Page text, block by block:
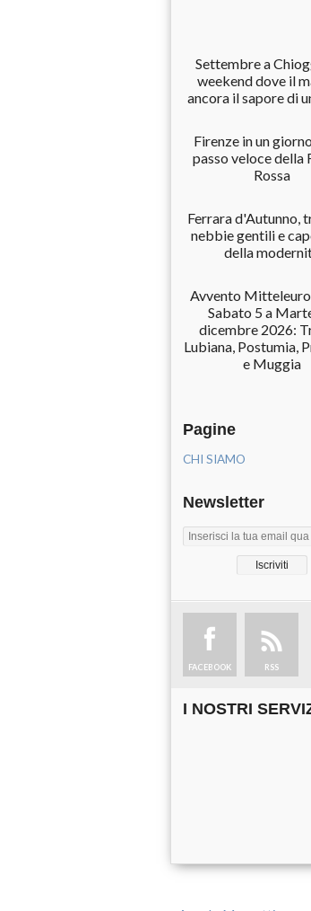
Settembre a
weekend dove il
ancora il sapore di
Firenze in un
passo veloce della
Rossa
Ferrara d'Autunno,
nebbie gentili e
della
Avvento
Sabato 5 a
dicembre 2026:
Lubiana, Postumia,
e Muggia
Pagine
CHI SIAMO
Newsletter
FACEBOOK RSS
I NOSTRI